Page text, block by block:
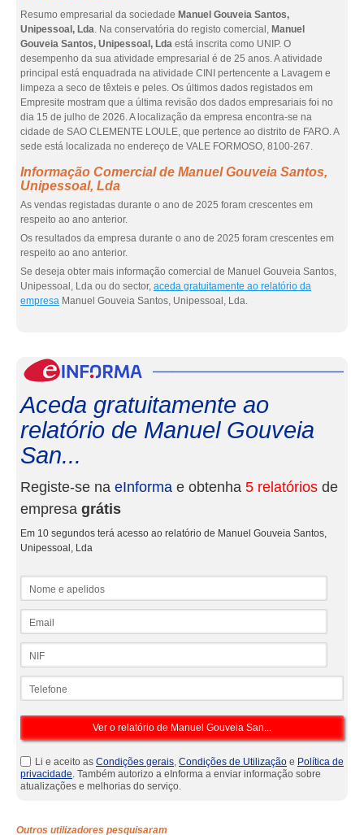
Resumo empresarial da sociedade Manuel Gouveia Santos,
Unipessoal, Lda. Na conservatória do registo comercial, Manuel
Gouveia Santos, Unipessoal, Lda está inscrita como UNIP. O
desempenho da sua atividade empresarial é de 25 anos. A atividade
principal está enquadrada na atividade CINI pertencente a Lavagem e
limpeza a seco de têxteis e peles. Os últimos dados registados em
Empresite mostram que a última revisão dos dados empresariais foi no
dia 15 de julho de 2026. A localização da empresa encontra-se na
cidade de SAO CLEMENTE LOULE, que pertence ao distrito de FARO. A
sede está localizada no endereço de VALE FORMOSO, 8100-267.
Informação Comercial de Manuel Gouveia Santos,
Unipessoal, Lda
As vendas registadas durante o ano de 2025 foram crescentes em
respeito ao ano anterior.
Os resultados da empresa durante o ano de 2025 foram crescentes em
respeito ao ano anterior.
Se deseja obter mais informação comercial de Manuel Gouveia Santos,
Unipessoal, Lda ou do sector, aceda gratuitamente ao relatório da
empresa Manuel Gouveia Santos, Unipessoal, Lda.
Aceda gratuitamente ao
relatório de Manuel Gouveia
San...
Registe-se na eInforma e obtenha 5 relatórios de
empresa grátis
Em 10 segundos terá acesso ao relatório de Manuel Gouveia Santos,
Unipessoal, Lda
Li e aceito as Condições gerais, Condições de Utilização e Política de
privacidade. Também autorizo a eInforma a enviar informação sobre
atualizações e melhorias do serviço.
Outros utilizadores pesquisaram